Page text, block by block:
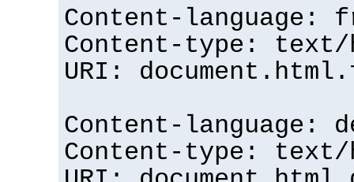
Content-language:
Content-type: text/
URI:
Content-language:
Content-type: text/